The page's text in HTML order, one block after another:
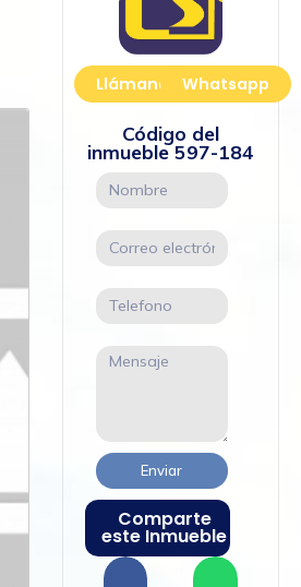
Llámanos Whatsapp
Código del
inmueble597-184
Enviar
Comparte
este Inmueble